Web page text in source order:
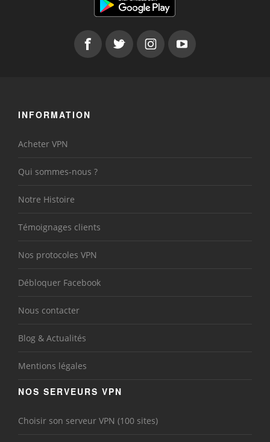
INFORMATION
Acheter VPN
Qui sommes-nous ?
Notre Histoire
Témoignages clients
Nos protocoles VPN
Débloquer Facebook
Nous contacter
Blog & Actualités
Mentions légales
NOS SERVEURS VPN
Choisir son serveur VPN (100 sites)